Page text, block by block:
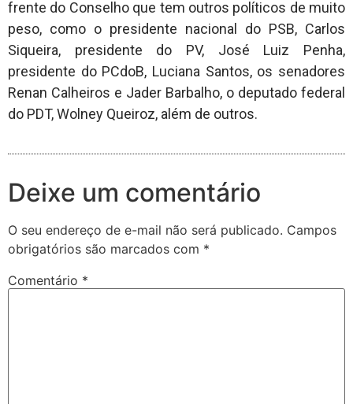
frente do Conselho que tem outros políticos de muito
peso, como o presidente nacional do PSB, Carlos
Siqueira, presidente do PV, José Luiz Penha,
presidente do PCdoB, Luciana Santos, os senadores
Renan Calheiros e Jader Barbalho, o deputado federal
do PDT, Wolney Queiroz, além de outros.
Deixe um comentário
O seu endereço de e-mail não será publicado. Campos
obrigatórios são marcados com *
Comentário *